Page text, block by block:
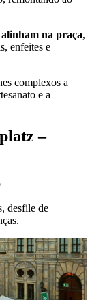
alinham na praça,
enfeites e
complexos a
e a
–
desfile de